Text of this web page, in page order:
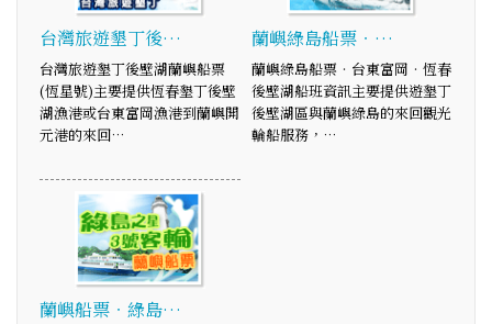
台灣旅遊墾丁後…
台灣旅遊墾丁後壁湖蘭嶼船票
(恆星號)主要提供恆春墾丁後壁
湖漁港或台東富岡漁港到蘭嶼開
元港的來回…
蘭嶼綠島船票‧…
蘭嶼綠島船票‧台東富岡‧恆春
後壁湖船班資訊主要提供遊墾丁
後壁湖區與蘭嶼綠島的來回觀光
輪船服務，…
蘭嶼船票‧綠島…